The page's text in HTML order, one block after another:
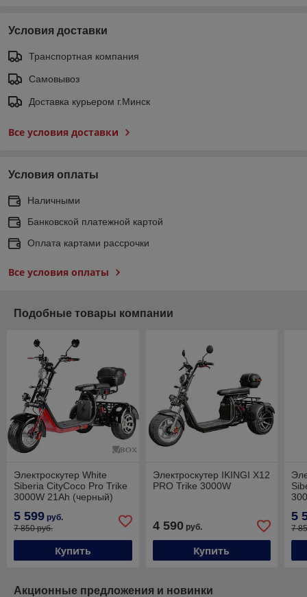
Условия доставки
Транспортная компания
Самовывоз
Доставка курьером г.Минск
Все условия доставки
Условия оплаты
Наличными
Банковской платежной картой
Оплата картами рассрочки
Все условия оплаты
Подобные товары компании
Электроскутер White
Siberia CityCoco Pro Trike
3000W 21Ah (черный)
5 599 руб.
7 850 руб.
Купить
Электроскутер IKINGI X12
PRO Trike 3000W
4 590руб.
Купить
5
7
Акционные предложения и новинки